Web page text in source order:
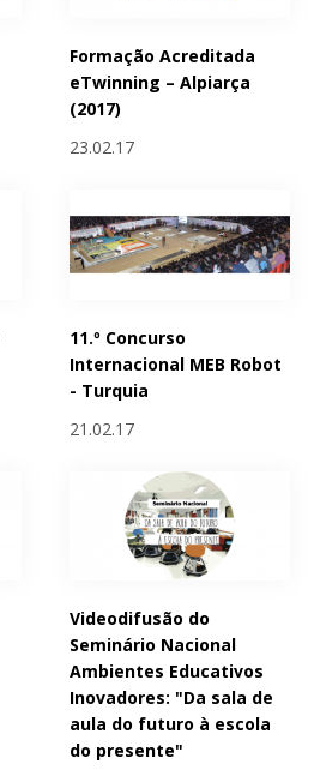
Formação Acreditada
eTwinning – Alpiarça
(2017)
23.02.17
11.º Concurso
Internacional MEB Robot
- Turquia
21.02.17
Videodifusão do
Seminário Nacional
Ambientes Educativos
Inovadores: "Da sala de
aula do futuro à escola
do presente"